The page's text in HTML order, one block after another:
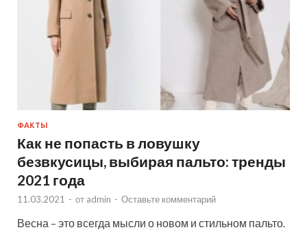
ФАКТЫ
Как не попасть в ловушку
безвкусицы, выбирая пальто: тренды
2021 года
11.03.2021 - от admin - Оставьте комментарий
Весна – это всегда мысли о новом и стильном пальто.